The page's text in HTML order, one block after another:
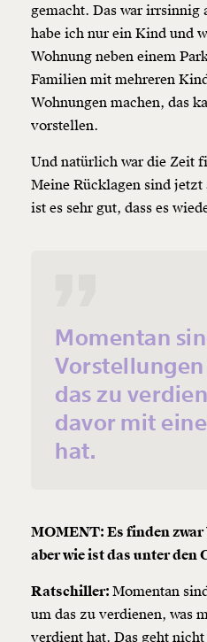
gemacht. Das war irrsinnig
habe ich nur ein Kind und
Wohnung neben einem
Familien mit mehreren
Wohnungen machen, das
vorstellen.
Und natürlich war die Zeit
Meine Rücklagen sind
ist es sehr gut, dass es
Momentan
das zu
davor mit
hat.
MOMENT: Es finden
aber wie ist das unter den
Ratschiller: Momentan
um das zu verdienen, was
verdient hat. Das geht